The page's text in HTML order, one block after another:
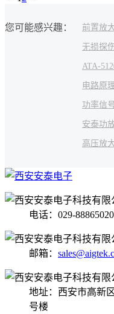
您可能感兴趣： 前置放
无损探
ATA-
电路原
功率信
安泰功
高压放
电话：029-88865020
邮箱：
地址：西安市高新
号楼